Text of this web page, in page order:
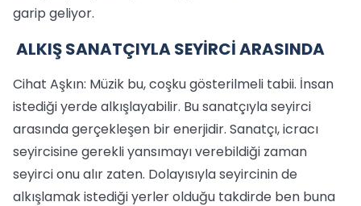
garip geliyor.
ALKIŞ SANATÇIYLA SEYİRCİ ARASINDA
Cihat Aşkın: Müzik bu, coşku gösterilmeli tabii. İnsan
istediği yerde alkışlayabilir. Bu sanatçıyla seyirci
arasında gerçekleşen bir enerjidir. Sanatçı, icracı
seyircisine gerekli yansımayı verebildiği zaman
seyirci onu alır zaten. Dolayısıyla seyircinin de
alkışlamak istediği yerler olduğu takdirde ben buna